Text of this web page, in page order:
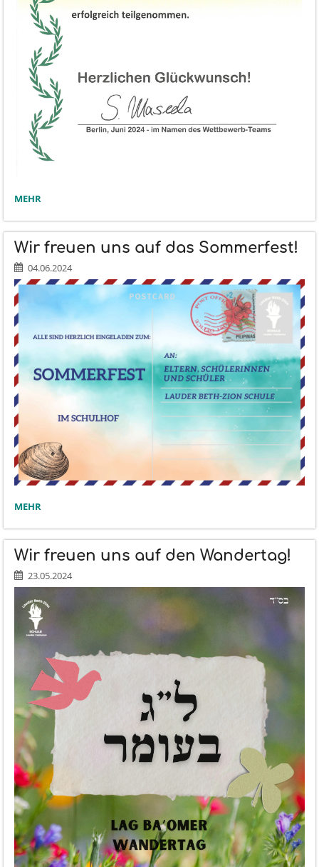
HEUREKA!
2024:
MEHR
Wir freuen uns auf das Sommerfest!
04.06.2024
WIR
UNS
AUF
DAS
SOMMERFEST!:
MEHR
Wir freuen uns auf den Wandertag!
23.05.2024